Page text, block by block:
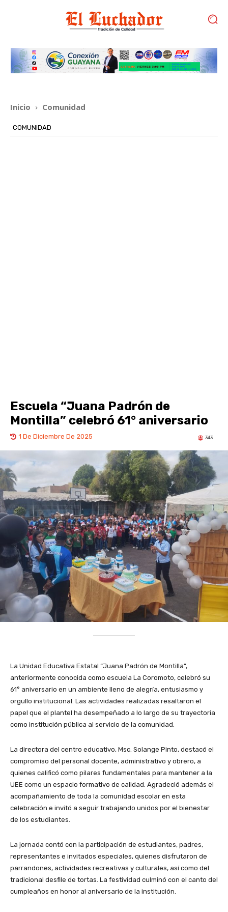
Inicio Comunidad
COMUNIDAD
Escuela “Juana Padrón de
Montilla” celebró 61° aniversario
1 De Diciembre De 2025 343
La Unidad Educativa Estatal “Juana Padrón de Montilla”,
anteriormente conocida como escuela La Coromoto, celebró su
61° aniversario en un ambiente lleno de alegría, entusiasmo y
orgullo institucional. Las actividades realizadas resaltaron el
papel que el plantel ha desempeñado a lo largo de su trayectoria
como institución pública al servicio de la comunidad.
La directora del centro educativo, Msc. Solange Pinto, destacó el
compromiso del personal docente, administrativo y obrero, a
quienes calificó como pilares fundamentales para mantener a la
UEE como un espacio formativo de calidad. Agradeció además el
acompañamiento de toda la comunidad escolar en esta
celebración e invitó a seguir trabajando unidos por el bienestar
de los estudiantes.
La jornada contó con la participación de estudiantes, padres,
representantes e invitados especiales, quienes disfrutaron de
parrandones, actividades recreativas y culturales, así como del
tradicional desfile de tortas. La festividad culminó con el canto del
cumpleaños en honor al aniversario de la institución.